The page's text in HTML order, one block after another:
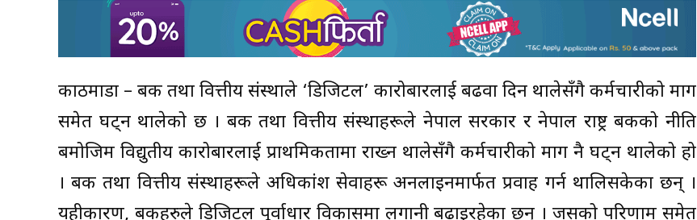
काठमाडौं – बैंक तथा वित्तीय संस्थाले ‘डिजिटल’ कारोबारलाई बढवा दिन थालेसँगै कर्मचारीको माग
समेत घट्न थालेको छ । बैंक तथा वित्तीय संस्थाहरूले नेपाल सरकार र नेपाल राष्ट्र बैंकको नीति
बमोजिम विद्युतीय कारोबारलाई प्राथमिकतामा राख्न थालेसँगै कर्मचारीको माग नै घट्न थालेको हो
। बैंक तथा वित्तीय संस्थाहरूले अधिकांश सेवाहरू अनलाइनमार्फत प्रवाह गर्न थालिसकेका छन् ।
यहीकारण, बैंकहरुले डिजिटल पूर्वाधार विकासमा लगानी बढाइरहेका छन् । जसको परिणाम समेत